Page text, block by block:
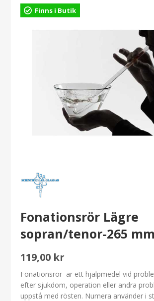
Finns i Butik
Fonationsrör Lägre
sopran/tenor-265 mm
119,00 kr
Fonationsrör är ett hjälpmedel vid
efter sjukdom, operation eller andra
uppstå med rösten. Numera använder i